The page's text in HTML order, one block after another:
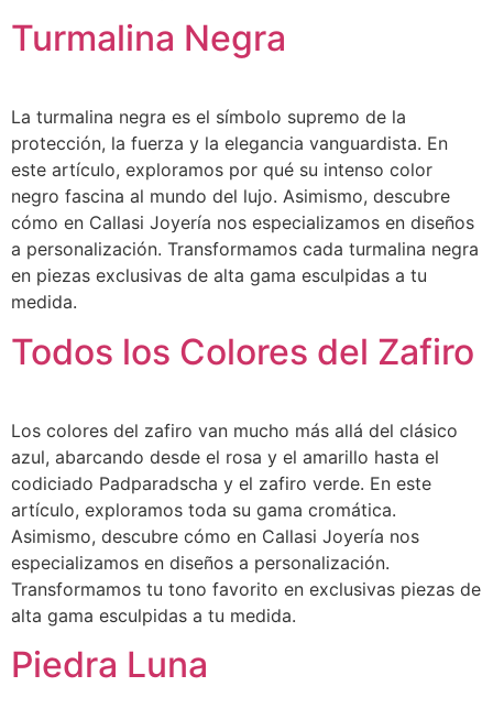
Turmalina Negra
La turmalina negra es el símbolo supremo de la
protección, la fuerza y la elegancia vanguardista. En
este artículo, exploramos por qué su intenso color
negro fascina al mundo del lujo. Asimismo, descubre
cómo en Callasi Joyería nos especializamos en diseños
a personalización. Transformamos cada turmalina negra
en piezas exclusivas de alta gama esculpidas a tu
medida.
Todos los Colores del Zafiro
Los colores del zafiro van mucho más allá del clásico
azul, abarcando desde el rosa y el amarillo hasta el
codiciado Padparadscha y el zafiro verde. En este
artículo, exploramos toda su gama cromática.
Asimismo, descubre cómo en Callasi Joyería nos
especializamos en diseños a personalización.
Transformamos tu tono favorito en exclusivas piezas de
alta gama esculpidas a tu medida.
Piedra Luna